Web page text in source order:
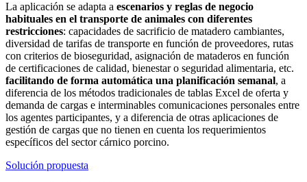
La aplicación se adapta a escenarios y reglas de negocio
habituales en el transporte de animales con diferentes
restricciones: capacidades de sacrificio de matadero cambiantes,
diversidad de tarifas de transporte en función de proveedores, rutas
con criterios de bioseguridad, asignación de mataderos en función
de certificaciones de calidad, bienestar o seguridad alimentaria, etc.
facilitando de forma automática una planificación semanal, a
diferencia de los métodos tradicionales de tablas Excel de oferta y
demanda de cargas e interminables comunicaciones personales entre
los agentes participantes, y a diferencia de otras aplicaciones de
gestión de cargas que no tienen en cuenta los requerimientos
específicos del sector cárnico porcino.
Solución propuesta